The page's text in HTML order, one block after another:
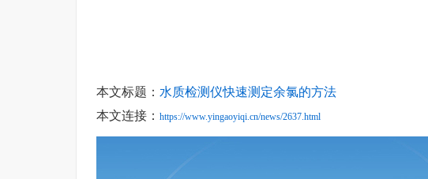
本文标题： 水质检测仪快速测定余氯的方法
本文连接： https://www.yingaoyiqi.cn/news/2637.html